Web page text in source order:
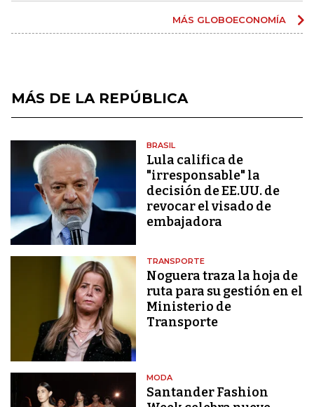
MÁS GLOBOECONOMÍA
MÁS DE LA REPÚBLICA
BRASIL
Lula califica de
"irresponsable" la
decisión de EE.UU. de
revocar el visado de
embajadora
TRANSPORTE
Noguera traza la hoja de
ruta para su gestión en el
Ministerio de
Transporte
MODA
Santander Fashion